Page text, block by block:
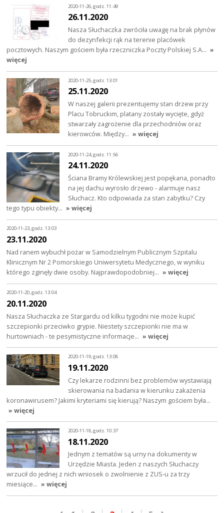
2020-11-26, godz. 11:49
26.11.2020
Nasza Słuchaczka zwróciła uwagę na brak płynów
do dezynfekcji rąk na terenie placówek
pocztowych. Naszym gościem była rzeczniczka Poczty Polskiej S.A… »
więcej
2020-11-25, godz. 13:01
25.11.2020
W naszej galerii prezentujemy stan drzew przy
Placu Tobruckim, platany zostały wycięte, gdyż
stwarzały zagrożenie dla przechodniów oraz
kierowców. Między… » więcej
2020-11-24, godz. 11:56
24.11.2020
Ściana Bramy Królewskiej jest popękana, ponadto
na jej dachu wyrosło drzewo - alarmuje nasz
Słuchacz. Kto odpowiada za stan zabytku? Czy
tego typu obiekty… » więcej
2020-11-23, godz. 13:03
23.11.2020
Nad ranem wybuchł pożar w Samodzielnym Publicznym Szpitalu
Klinicznym Nr 2 Pomorskiego Uniwersytetu Medycznego, w wyniku
którego zginęły dwie osoby. Najprawdopodobniej… » więcej
2020-11-20, godz. 13:04
20.11.2020
Nasza Słuchaczka ze Stargardu od kilku tygodni nie może kupić
szczepionki przeciwko grypie. Niestety szczepionki nie ma w
hurtowniach - te pesymistyczne informacje… » więcej
2020-11-19, godz. 13:08
19.11.2020
Czy lekarze rodzinni bez problemów wystawiają
skierowania na badania w kierunku zakażenia
koronawirusem? Jakimi kryteriami się kierują? Naszym gościem była…
» więcej
2020-11-18, godz. 10:37
18.11.2020
Jednym z tematów są urny na dokumenty w
Urzędzie Miasta. Jeden z naszych Słuchaczy
wrzucił do jednej z nich wniosek o zwolnienie z ZUS-u za trzy
miesiące… » więcej